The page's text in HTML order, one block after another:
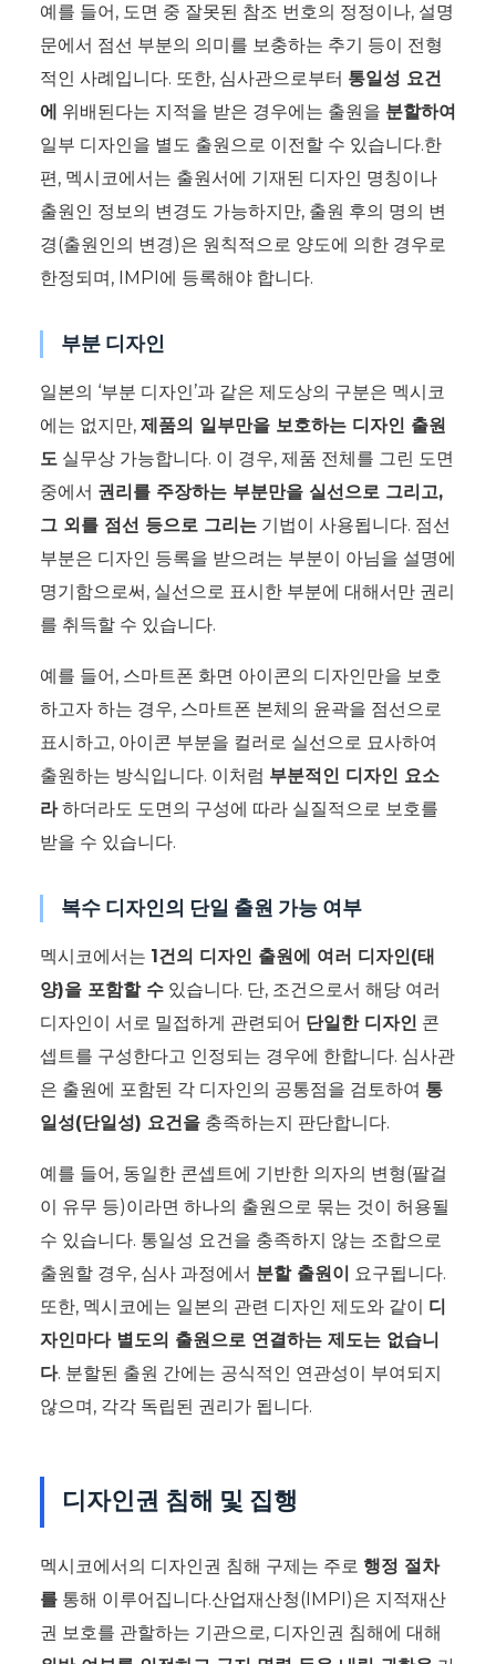
예를 들어, 도면 중 잘못된 참조 번호의 정정이나, 설명
문에서 점선 부분의 의미를 보충하는 추기 등이 전형
적인 사례입니다. 또한, 심사관으로부터 통일성 요건
에 위배된다는 지적을 받은 경우에는 출원을 분할하여
일부 디자인을 별도 출원으로 이전할 수 있습니다.한
편, 멕시코에서는 출원서에 기재된 디자인 명칭이나
출원인 정보의 변경도 가능하지만, 출원 후의 명의 변
경(출원인의 변경)은 원칙적으로 양도에 의한 경우로
한정되며, IMPI에 등록해야 합니다.
부분 디자인
일본의 ‘부분 디자인’과 같은 제도상의 구분은 멕시코
에는 없지만, 제품의 일부만을 보호하는 디자인 출원
도 실무상 가능합니다. 이 경우, 제품 전체를 그린 도면
중에서 권리를 주장하는 부분만을 실선으로 그리고,
그 외를 점선 등으로 그리는 기법이 사용됩니다. 점선
부분은 디자인 등록을 받으려는 부분이 아님을 설명에
명기함으로써, 실선으로 표시한 부분에 대해서만 권리
를 취득할 수 있습니다.
예를 들어, 스마트폰 화면 아이콘의 디자인만을 보호
하고자 하는 경우, 스마트폰 본체의 윤곽을 점선으로
표시하고, 아이콘 부분을 컬러로 실선으로 묘사하여
출원하는 방식입니다. 이처럼 부분적인 디자인 요소
라하더라도 도면의 구성에 따라 실질적으로 보호를
받을 수 있습니다.
복수 디자인의 단일 출원 가능 여부
멕시코에서는 1건의 디자인 출원에 여러 디자인(태
양)을 포함할 수 있습니다. 단, 조건으로서 해당 여러
디자인이 서로 밀접하게 관련되어 단일한 디자인 콘
셉트를 구성한다고 인정되는 경우에 한합니다. 심사관
은 출원에 포함된 각 디자인의 공통점을 검토하여 통
일성(단일성) 요건을 충족하는지 판단합니다.
예를 들어, 동일한 콘셉트에 기반한 의자의 변형(팔걸
이 유무 등)이라면 하나의 출원으로 묶는 것이 허용될
수 있습니다. 통일성 요건을 충족하지 않는 조합으로
출원할 경우, 심사 과정에서 분할 출원이 요구됩니다.
또한, 멕시코에는 일본의 관련 디자인 제도와 같이 디
자인마다 별도의 출원으로 연결하는 제도는 없습니
다. 분할된 출원 간에는 공식적인 연관성이 부여되지
않으며, 각각 독립된 권리가 됩니다.
디자인권 침해 및 집행
멕시코에서의 디자인권 침해 구제는 주로 행정 절차
를 통해 이루어집니다.산업재산청(IMPI)은 지적재산
권 보호를 관할하는 기관으로, 디자인권 침해에 대해